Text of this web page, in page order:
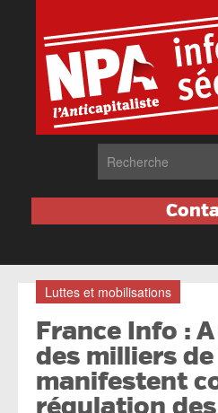
Luttes et mobilisations
France Info :
des milliers
manifestent